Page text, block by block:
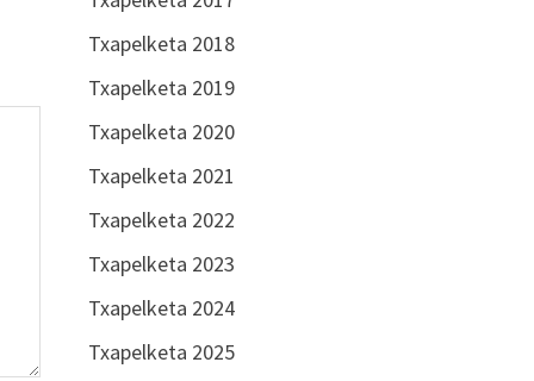
Txapelketa 2018
Txapelketa 2019
Txapelketa 2020
Txapelketa 2021
Txapelketa 2022
Txapelketa 2023
Txapelketa 2024
Txapelketa 2025